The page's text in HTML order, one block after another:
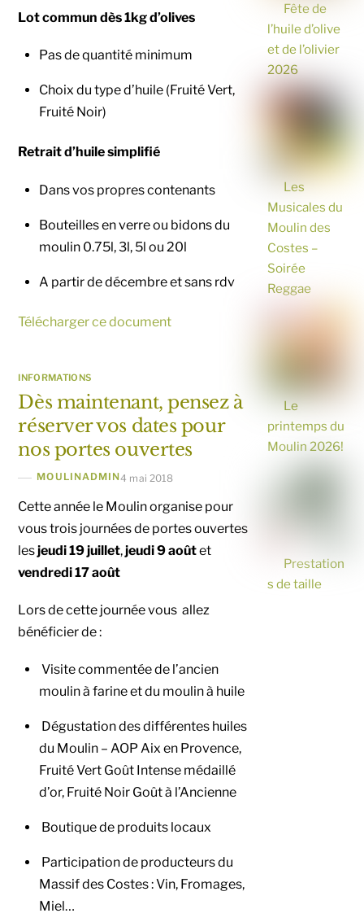
Lot commun dès 1kg d’olives
Pas de quantité minimum
Choix du type d’huile (Fruité Vert,
Fruité Noir)
Retrait d’huile simplifié
Dans vos propres contenants
Bouteilles en verre ou bidons du
moulin 0.75l, 3l, 5l ou 20l
A partir de décembre et sans rdv
Télécharger ce document
INFORMATIONS
Dès maintenant, pensez à
réserver vos dates pour
nos portes ouvertes
MOULINADMIN4 mai 2018
Cette année le Moulin organise pour
vous trois journées de portes ouvertes
lesjeudi 19 juillet,jeudi 9 aoûtet
vendredi 17 août
Lors de cette journée vous allez
bénéficier de :
Visite commentée de l’ancien
moulin à farine et du moulin à huile
Dégustation des différentes huiles
du Moulin – AOP Aix en Provence,
Fruité Vert Goût Intense médaillé
d’or, Fruité Noir Goût à l’Ancienne
Boutique de produits locaux
Participation de producteurs du
Massif des Costes : Vin, Fromages,
Miel…
Fête de
l’huile d’olive
et de l’olivier
2026
Les
Musicales du
Moulin des
Costes –
Soirée
Reggae
Le
printemps du
Moulin 2026!
Prestation
s de taille